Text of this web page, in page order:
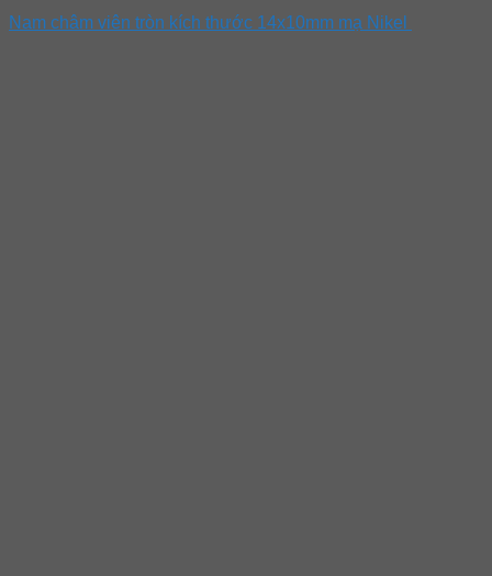
Nam châm viên tròn kích thước 14x10mm mạ Nikel